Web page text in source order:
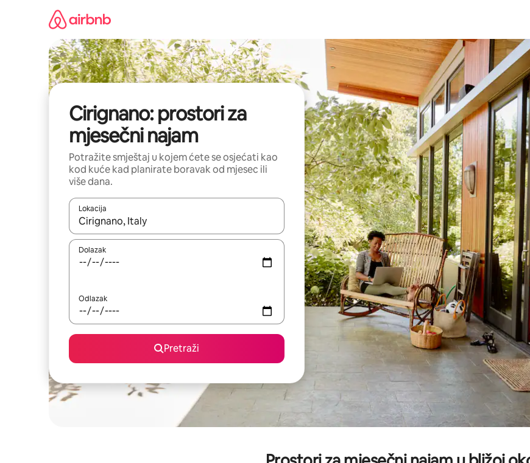
Cirignano: prostori za
mjesečni najam
Potražite smještaj u kojem ćete se osjećati kao
kod kuće kad planirate boravak od mjesec ili
više dana.
Lokacija
Kada budu dostupni rezultati, moći ćete ih pregledati koristeći se strelicama prema gore i prema dolje, kao i
Dolazak
Odlazak
Pretraži